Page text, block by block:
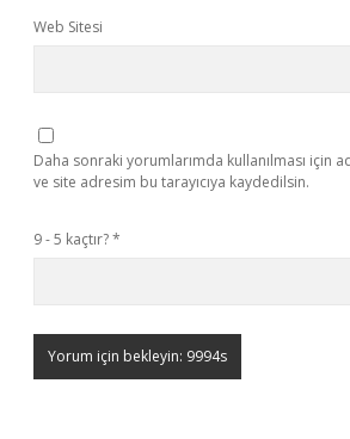
Web Sitesi
Daha sonraki yorumlarımda kullanılması için
ve site adresim bu tarayıcıya kaydedilsin.
9 - 5 kaçtır?*